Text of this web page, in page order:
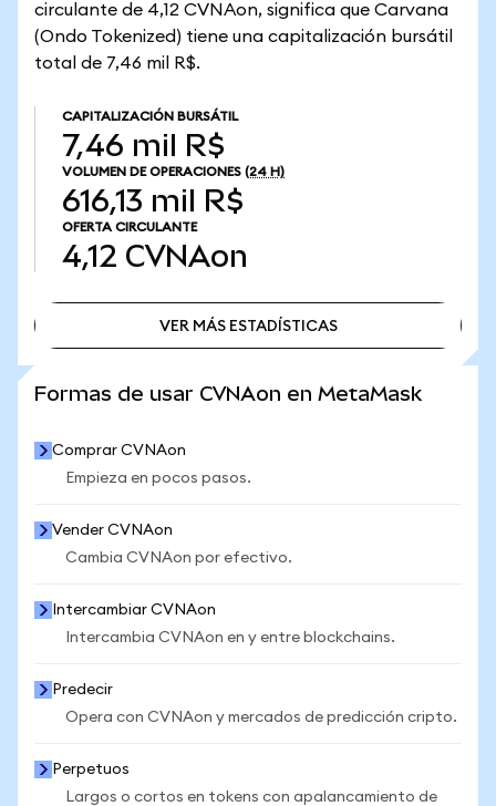
circulante de 4,12 CVNAon, significa que Carvana
(Ondo Tokenized) tiene una capitalización bursátil
total de 7,46 mil R$.
CAPITALIZACIÓN BURSÁTIL
7,46 mil R$
VOLUMEN DE OPERACIONES (24 H)
616,13 mil R$
OFERTA CIRCULANTE
4,12 CVNAon
VER MÁS ESTADÍSTICAS
Formas de usar CVNAon en MetaMask
Comprar CVNAon
Empieza en pocos pasos.
Vender CVNAon
Cambia CVNAon por efectivo.
Intercambiar CVNAon
Intercambia CVNAon en y entre blockchains.
Predecir
Opera con CVNAon y mercados de predicción cripto.
Perpetuos
Largos o cortos en tokens con apalancamiento de